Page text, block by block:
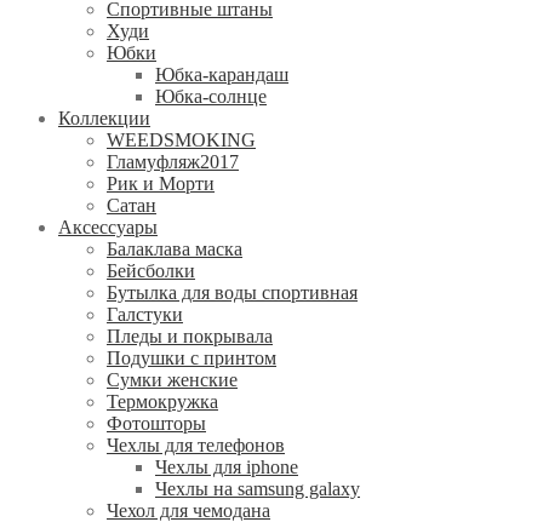
Спортивные штаны
Худи
Юбки
Юбка-карандаш
Юбка-солнце
Коллекции
WEEDSMOKING
Гламуфляж2017
Рик и Морти
Сатан
Аксессуары
Балаклава маска
Бейсболки
Бутылка для воды спортивная
Галстуки
Пледы и покрывала
Подушки с принтом
Сумки женские
Термокружка
Фотошторы
Чехлы для телефонов
Чехлы для iphone
Чехлы на samsung galaxy
Чехол для чемодана